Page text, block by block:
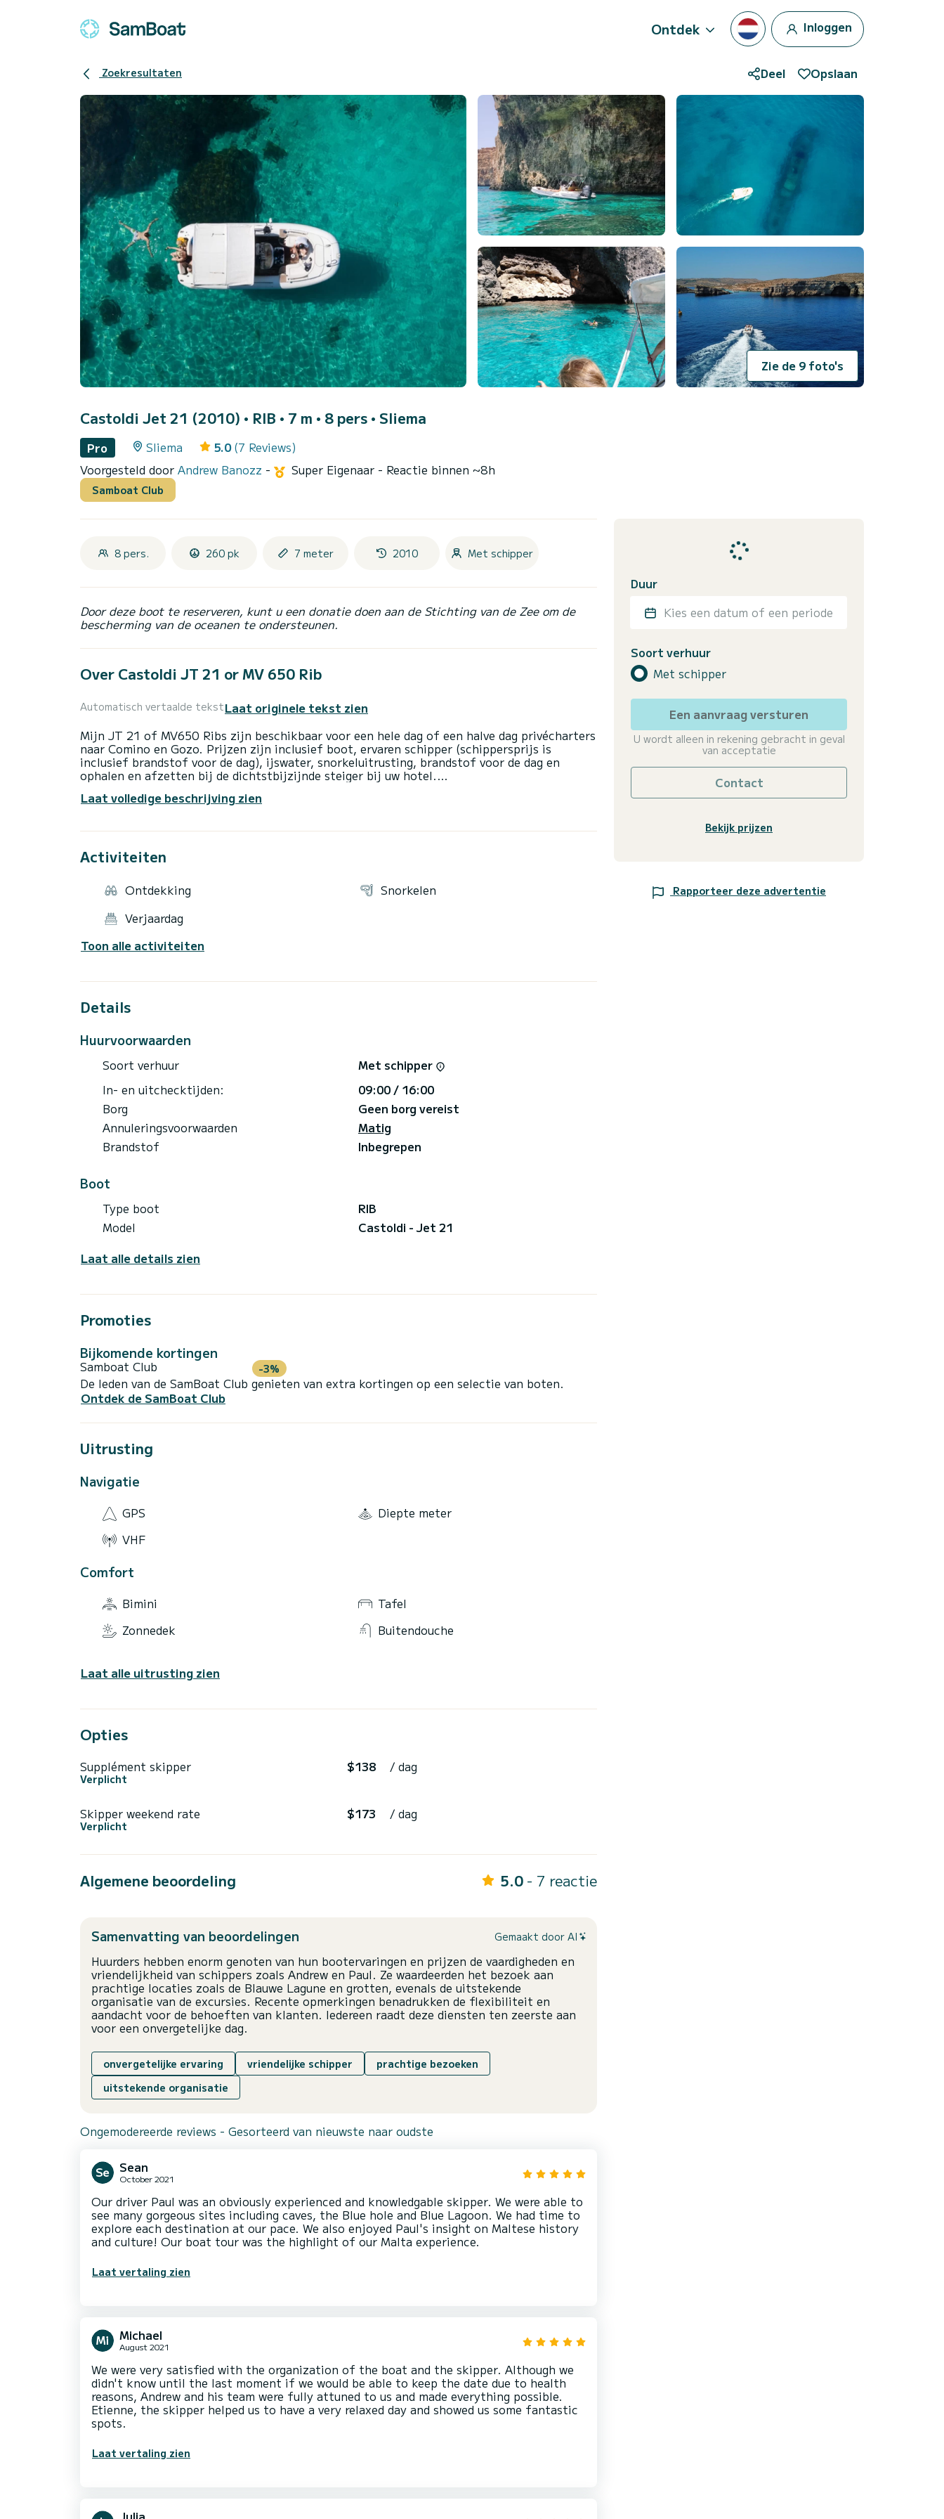
Ontdek Inloggen
Zoekresultaten Deel Opslaan
Zie de 9 foto's
Castoldi Jet 21 (2010) • RIB • 7 m • 8 pers • Sliema
Pro Sliema 5.0 (7 Reviews)
Voorgesteld door Andrew Banozz - Super Eigenaar - Reactie binnen ~8h
Samboat Club
8 pers. 260 pk 7 meter 2010 Met schipper
Door deze boot te reserveren, kunt u een donatie doen aan de Stichting van de Zee om de
bescherming van de oceanen te ondersteunen.
Over Castoldi JT 21 or MV 650 Rib
Automatisch vertaalde tekstLaat originele tekst zien
Mijn JT 21 of MV650 Ribs zijn beschikbaar voor een hele dag of een halve dag privécharters
naar Comino en Gozo. Prijzen zijn inclusief boot, ervaren schipper (schippersprijs is
inclusief brandstof voor de dag), ijswater, snorkeluitrusting, brandstof voor de dag en
ophalen en afzetten bij de dichtstbijzijnde steiger bij uw hotel.
een werkelijk unieke ervaring hebben tijdens het cruisen op mijn boot.
Laat volledige beschrijving zien
Activiteiten
Ontdekking
Snorkelen
Verjaardag
Toon alle activiteiten
Details
Huurvoorwaarden
Soort verhuur
Met schipper
In- en uitchecktijden:
09:00 / 16:00
Borg
Geen borg vereist
Annuleringsvoorwaarden
Matig
Brandstof
Inbegrepen
Boot
Type boot
RIB
Model
Castoldi - Jet 21
Laat alle details zien
Promoties
Bijkomende kortingen
Samboat Club -3%
De leden van de SamBoat Club genieten van extra kortingen op een selectie van boten.
Ontdek de SamBoat Club
Uitrusting
Navigatie
GPS
Diepte meter
VHF
Comfort
Bimini
Tafel
Zonnedek
Buitendouche
Laat alle uitrusting zien
Opties
Supplément skipper
Verplicht
$138 / dag
Skipper weekend rate
Verplicht
$173 / dag
Algemene beoordeling 5.0 - 7 reactie
Samenvatting van beoordelingen Gemaakt door AI
Huurders hebben enorm genoten van hun bootervaringen en prijzen de vaardigheden en
vriendelijkheid van schippers zoals Andrew en Paul. Ze waardeerden het bezoek aan
prachtige locaties zoals de Blauwe Lagune en grotten, evenals de uitstekende
organisatie van de excursies. Recente opmerkingen benadrukken de flexibiliteit en
aandacht voor de behoeften van klanten. Iedereen raadt deze diensten ten zeerste aan
voor een onvergetelijke dag.
onvergetelijke ervaring vriendelijke schipper
prachtige bezoeken
uitstekende organisatie
Ongemodereerde reviews - Gesorteerd van nieuwste naar oudste
Sean
October 2021
Our driver Paul was an obviously experienced and knowledgable skipper. We were able to
see many gorgeous sites including caves, the Blue hole and Blue Lagoon. We had time to
explore each destination at our pace. We also enjoyed Paul's insight on Maltese history
and culture! Our boat tour was the highlight of our Malta experience.
Laat vertaling zien
Michael
August 2021
We were very satisfied with the organization of the boat and the skipper. Although we
didn't know until the last moment if we would be able to keep the date due to health
reasons, Andrew and his team were fully attuned to us and made everything possible.
Etienne, the skipper helped us to have a very relaxed day and showed us some fantastic
spots.
Laat vertaling zien
Duur
Kies een datum of een periode
Soort verhuur
Met schipper
Een aanvraag versturen
U wordt alleen in rekening gebracht in geval
van acceptatie
Contact
Bekijk prijzen
Rapporteer deze advertentie